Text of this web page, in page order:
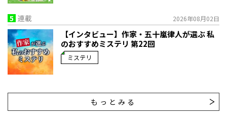
5 連載 2026年08月02日
【インタビュー】作家・五十嵐律人が選ぶ 私
のおすすめミステリ 第22回
ミステリ
もっとみる